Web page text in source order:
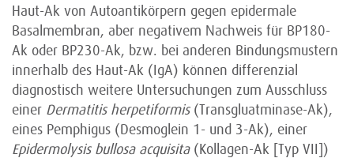
Haut-Ak von Autoantikörpern gegen epidermale
Basalmembran, aber negativem Nachweis für BP180-
Ak oder BP230-Ak, bzw. bei anderen Bin­dung­s­mustern
innerhalb des Haut-Ak (IgA) können differenzial
diagnostisch weitere Unter­suchungen zum Ausschluss
einer Dermatitis herpetiformis(Transgluatminase-Ak),
eines Pemphigus (Desmoglein 1- und 3-Ak), einer
Epidermolysis bullosa acquisita (Kollagen-Ak [Typ VII])